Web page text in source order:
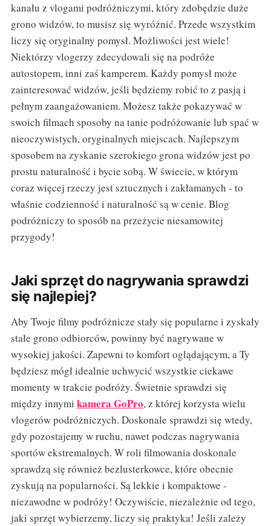
kanału z vlogami podróżniczymi, który zdobędzie duże
grono widzów, to musisz się wyróżnić. Przede wszystkim
liczy się oryginalny pomysł. Możliwości jest wiele!
Niektórzy vlogerzy zdecydowali się na podróże
autostopem, inni zaś kamperem. Każdy pomysł może
zainteresować widzów, jeśli będziemy robić to z pasją i
pełnym zaangażowaniem. Możesz także pokazywać w
swoich filmach sposoby na tanie podróżowanie lub spać w
nieoczywistych, oryginalnych miejscach. Najlepszym
sposobem na zyskanie szerokiego grona widzów jest po
prostu naturalność i bycie sobą. W świecie, w którym
coraz więcej rzeczy jest sztucznych i zakłamanych - to
właśnie codzienność i naturalność są w cenie. Blog
podróżniczy to sposób na przeżycie niesamowitej
przygody!
Jaki sprzęt do nagrywania sprawdzi
się najlepiej?
Aby Twoje filmy podróżnicze stały się popularne i zyskały
stałe grono odbiorców, powinny być nagrywane w
wysokiej jakości. Zapewni to komfort oglądającym, a Ty
będziesz mógł idealnie uchwycić wszystkie ciekawe
momenty w trakcie podróży. Świetnie sprawdzi się
między innymi kamera GoPro, z której korzysta wielu
vlogerów podróżniczych. Doskonale sprawdzi się wtedy,
gdy pozostajemy w ruchu, nawet podczas nagrywania
sportów ekstremalnych. W roli filmowania doskonale
sprawdzą się również bezlusterkowce, które obecnie
zyskują na popularności. Są lekkie i kompaktowe -
niezawodne w podróży! Oczywiście, niezależnie od tego,
jaki sprzęt wybierzemy, liczy się praktyka! Jeśli zależy